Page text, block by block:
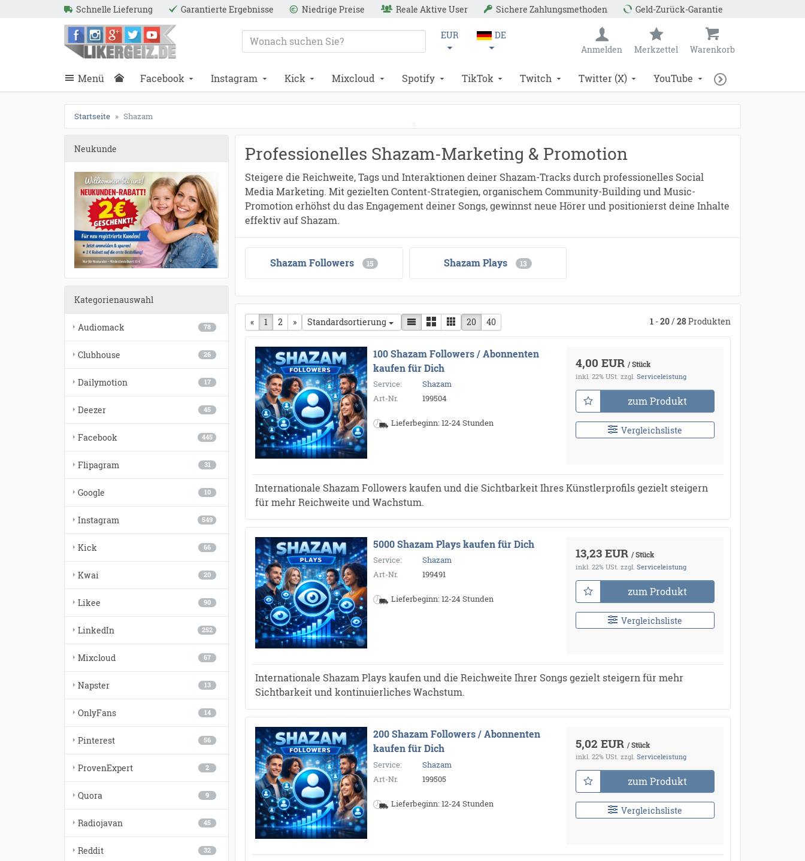
Schnelle Lieferung Garantierte Ergebnisse Niedrige Preise Reale Aktive User Sichere Zahlungsmethoden
Geld-Zurück-Garantie
schließen
Suche
EUR
DE
Anmelden
Merkzettel Warenkorb
Menü Facebook Instagram Kick Mixcloud Spotify TikTok Twitch Twitter (X) YouTube
Startseite Shazam
Professionelles Shazam-Marketing & Promotion
Steigere die Reichweite, Tags und Interaktionen deiner Shazam-Tracks durch professionelles Social
Media Marketing. Mit gezielten Content-Strategien, organischem Community-Building und Music-
Promotion erhöhst du das Engagement deiner Songs, gewinnst neue Hörer und positionierst deine Inhalte
effektiv auf Shazam.
Shazam Followers 15 Shazam Plays 13
1-20/ 28Produkten
« vorherige Seite
1 2 nächste Seite
» Standardsortierung 20 40
100 Shazam Followers / Abonnenten
kaufen für Dich
Service:
Shazam
Art-Nr.
199504
Lieferbeginn: 12-24 Stunden
4,00 EUR / Stück
inkl. 22% USt. zzgl. Serviceleistung
zum Produkt
Vergleichsliste
Internationale Shazam Followers kaufen und die Sichtbarkeit Ihres Künstlerprofils gezielt steigern
für mehr Reichweite und Wachstum.
5000 Shazam Plays kaufen für Dich
Service:
Shazam
Art-Nr.
199491
Lieferbeginn: 12-24 Stunden
13,23 EUR / Stück
inkl. 22% USt. zzgl. Serviceleistung
zum Produkt
Vergleichsliste
Internationale Shazam Plays kaufen und die Reichweite Ihrer Songs gezielt steigern für mehr
Sichtbarkeit und kontinuierliches Wachstum.
200 Shazam Followers / Abonnenten
kaufen für Dich
Service:
Shazam
Art-Nr.
199505
Lieferbeginn: 12-24 Stunden
5,02 EUR / Stück
inkl. 22% USt. zzgl. Serviceleistung
zum Produkt
Vergleichsliste
Neukunde
Kategorienauswahl
78
Audiomack
26
Clubhouse
17
Dailymotion
45
Deezer
445
Facebook
31
Flipagram
10
Google
549
Instagram
66
Kick
20
Kwai
90
Likee
252
LinkedIn
67
Mixcloud
13
Napster
14
OnlyFans
56
Pinterest
2
ProvenExpert
9
Quora
45
Radiojavan
32
Reddit
*
*